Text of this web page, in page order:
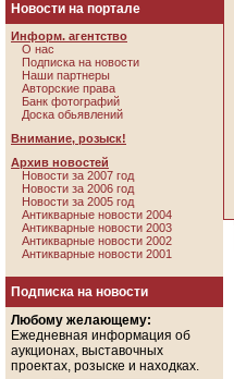
Новости на портале
Информ. агентство
О нас
Подписка на новости
Наши партнеры
Авторские права
Банк фотографий
Доска обьявлений
Внимание, розыск!
Архив новостей
Новости за 2007 год
Новости за 2006 год
Новости за 2005 год
Антикварные новости 2004
Антикварные новости 2003
Антикварные новости 2002
Антикварные новости 2001
Подписка на новости
Любому желающему:
Ежедневная информация об
аукционах, выставочных
проектах, розыске и находках.